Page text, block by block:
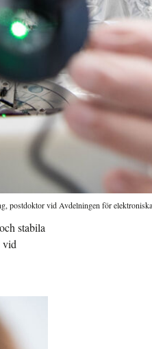
postdoktor vid Avdelningen för
stabila
vid